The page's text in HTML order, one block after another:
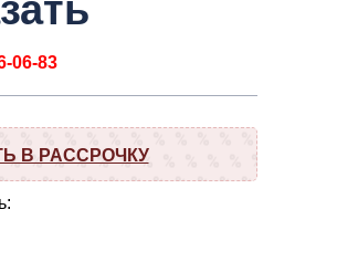
06-83
В РАССРОЧКУ